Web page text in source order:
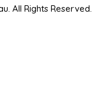
All Rights Reserved.